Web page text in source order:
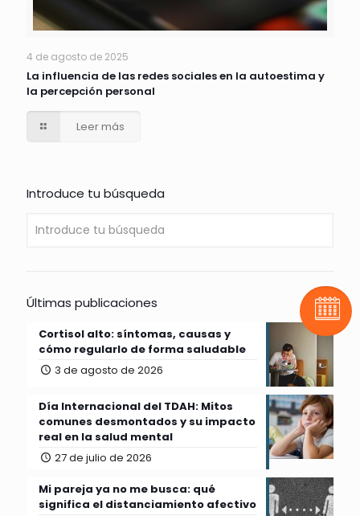
4 de agosto de 2025
La influencia de las redes sociales en la autoestima y
la percepción personal
Leer más
Introduce tu búsqueda
Últimas publicaciones
Cortisol alto: síntomas, causas y
cómo regularlo de forma saludable
3 de agosto de 2026
Día Internacional del TDAH: Mitos
comunes desmontados y su impacto
real en la salud mental
27 de julio de 2026
Mi pareja ya no me busca: qué
significa el distanciamiento afectivo
Pide